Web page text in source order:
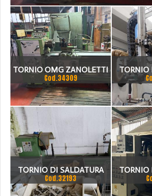
TORNIO OMG ZANOLETTI
225 X 1500
Cod.34309
TORNIO
TORNIO DI SALDATURA
MECOME
Cod.32193
TORNIO
SITEC